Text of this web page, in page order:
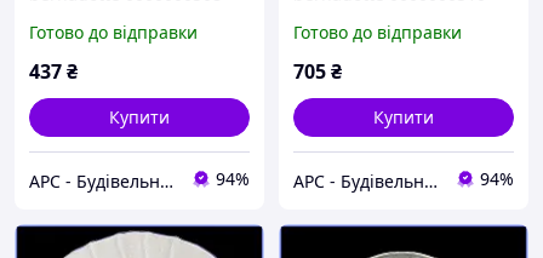
Готово до відправки
437₴
Купити
АРС - Будівельний інтернет-гіпермаркет 94%
Готово до відправки
705₴
Купити
АРС - Будівельний інтернет-гіпермаркет 94%